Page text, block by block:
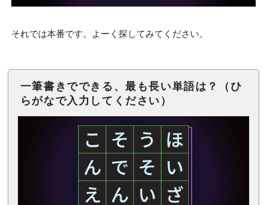
それでは本番です。よーく探してみてください。
一筆書きでできる、最も長い単語は？（ひ
らがなで入力してください）